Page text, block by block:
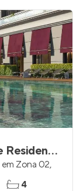
Solaia Exclusive Residences
em Zona 02,
4